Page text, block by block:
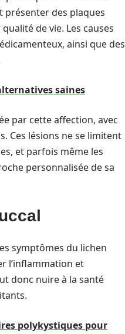
présenter des plaques
de vie. Les causes
ainsi que des
saines
par cette affection, avec
Ces lésions ne se limitent
et parfois même les
personnalisée de sa
symptômes du lichen
l’inflammation et
donc nuire à la santé
polykystiques pour